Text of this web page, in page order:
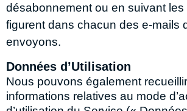
désabonnement ou en suivant les
figurent dans chacun des e-mails
envoyons.
Données d’Utilisation
Nous pouvons également
informations relatives au mode